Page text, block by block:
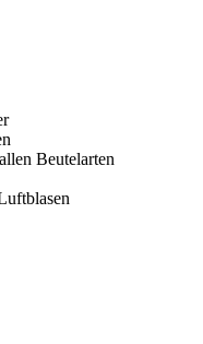
Beutelarten